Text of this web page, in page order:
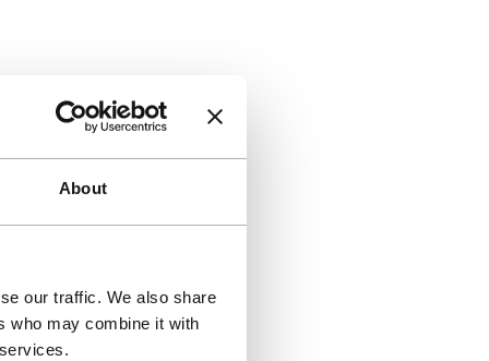
About
our traffic. We also share
who may combine it with